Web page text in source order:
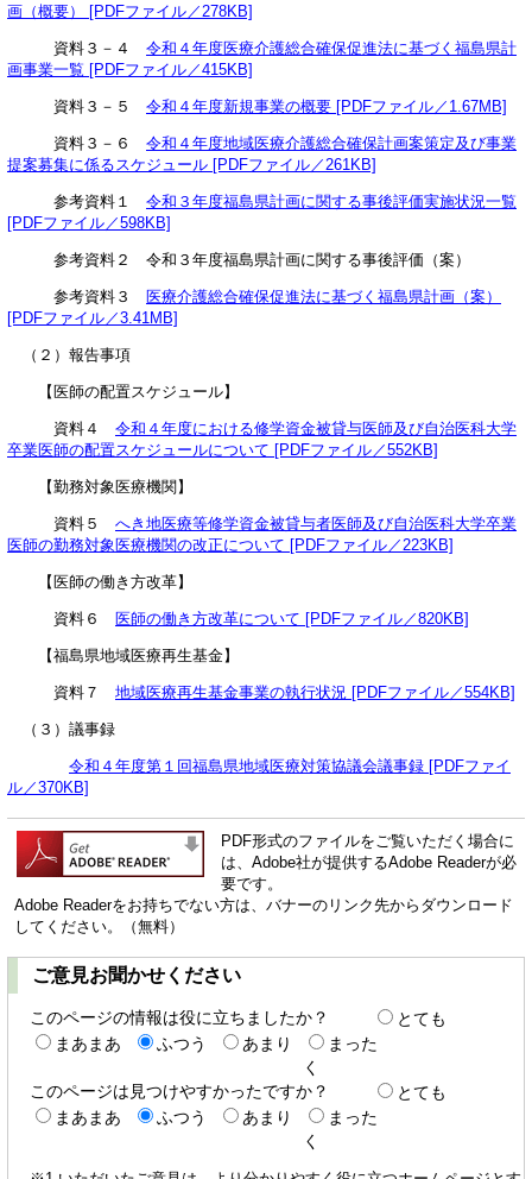
画（概要） [PDFファイル／278KB]
資料３－４ 令和４年度医療介護総合確保促進法に基づく福島県計
画事業一覧 [PDFファイル／415KB]
資料３－５ 令和４年度新規事業の概要 [PDFファイル／1.67MB]
資料３－６ 令和４年度地域医療介護総合確保計画案策定及び事業
提案募集に係るスケジュール [PDFファイル／261KB]
参考資料１ 令和３年度福島県計画に関する事後評価実施状況一覧
[PDFファイル／598KB]
参考資料２ 令和３年度福島県計画に関する事後評価（案）
参考資料３ 医療介護総合確保促進法に基づく福島県計画（案）
[PDFファイル／3.41MB]
（２）報告事項
【医師の配置スケジュール】
資料４ 令和４年度における修学資金被貸与医師及び自治医科大学
卒業医師の配置スケジュールについて [PDFファイル／552KB]
【勤務対象医療機関】
資料５ へき地医療等修学資金被貸与者医師及び自治医科大学卒業
医師の勤務対象医療機関の改正について [PDFファイル／223KB]
【医師の働き方改革】
資料６ 医師の働き方改革について [PDFファイル／820KB]
【福島県地域医療再生基金】
資料７ 地域医療再生基金事業の執行状況 [PDFファイル／554KB]
（３）議事録
令和４年度第１回福島県地域医療対策協議会議事録 [PDFファイ
ル／370KB]
PDF形式のファイルをご覧いただく場合に
は、Adobe社が提供するAdobe Readerが必
要です。
Adobe Readerをお持ちでない方は、バナーのリンク先からダウンロード
してください。（無料）
ご意見お聞かせください
このページの情報は役に立ちましたか？
とても
まあまあ
ふつう あまり
まった
く
このページは見つけやすかったですか？
とても
まあまあ
ふつう あまり
まった
く